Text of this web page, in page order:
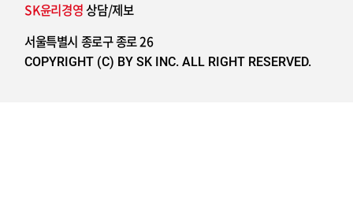
SK윤리경영 상담/제보
서울특별시 종로구 종로 26
COPYRIGHT (C) BY SK INC. ALL RIGHT RESERVED.